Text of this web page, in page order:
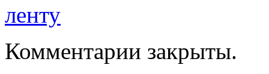
Комментарии закрыты.